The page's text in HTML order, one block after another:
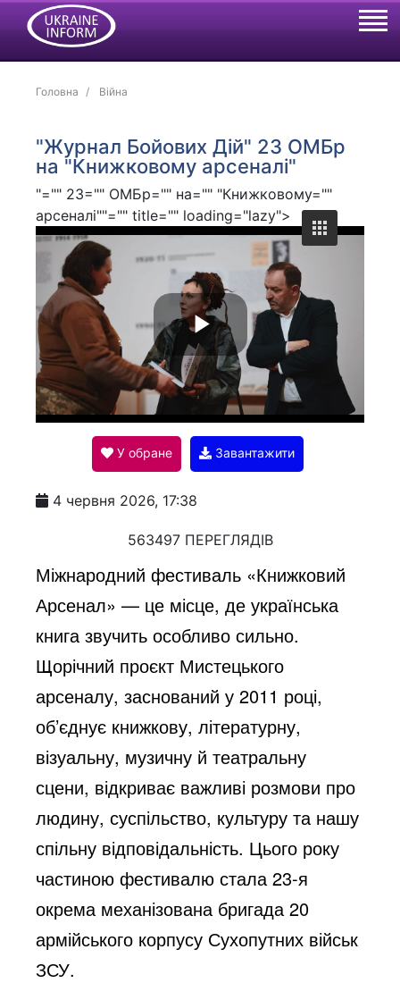
Головна Війна
"Журнал Бойових Дій" 23 ОМБр
на "Книжковому арсеналі"
"="" 23="" ОМБр="" на="" "Книжковому=""
арсеналі""="" title="" loading="lazy">
P
l
a
y
V
i
d
e
o
У обране Завантажити
4 червня 2026, 17:38
563497 ПЕРЕГЛЯДІВ
Міжнародний фестиваль «Книжковий
Арсенал» — це місце, де українська
книга звучить особливо сильно.
Щорічний проєкт Мистецького
арсеналу, заснований у 2011 році,
об’єднує книжкову, літературну,
візуальну, музичну й театральну
сцени, відкриває важливі розмови про
людину, суспільство, культуру та нашу
спільну відповідальність. Цього року
частиною фестивалю стала 23-я
окрема механізована бригада 20
армійського корпусу Сухопутних військ
ЗСУ.